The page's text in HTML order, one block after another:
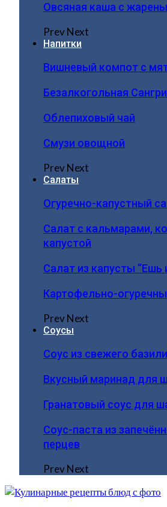
Овсяная каша с
PrevNext
Напитки
Вишневый компот с
Безалкогольная
Облепиховый чай
Смузи овощной
PrevNext
Салаты
Огуречно-капустный
Салат с кальмарами,
капустой
Салат из капусты “Ешь
Картофельно-
PrevNext
Соусы
Соус из свежего
Вкусный маринад для
Гранатовый соус для
Соус-паста из
перцев
PrevNext